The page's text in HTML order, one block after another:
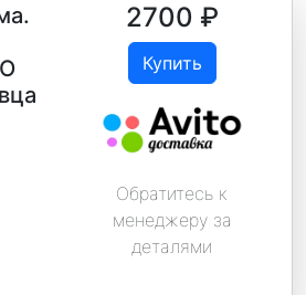
2700 ₽
Купить
Обратитесь к
менеджеру за
деталями